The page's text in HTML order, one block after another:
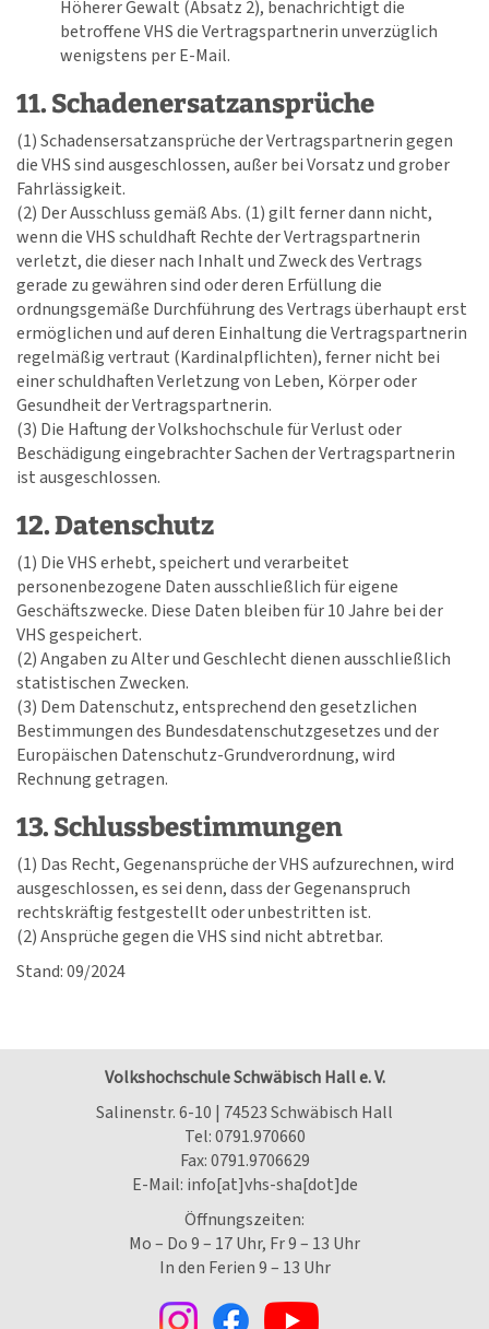
Höherer Gewalt (Absatz 2), benachrichtigt die
betroffene VHS die Vertragspartnerin unverzüglich
wenigstens per E-Mail.
11. Schadenersatzansprüche
(1) Schadensersatzansprüche der Vertragspartnerin gegen
die VHS sind ausgeschlossen, außer bei Vorsatz und grober
Fahrlässigkeit.
(2) Der Ausschluss gemäß Abs. (1) gilt ferner dann nicht,
wenn die VHS schuldhaft Rechte der Vertragspartnerin
verletzt, die dieser nach Inhalt und Zweck des Vertrags
gerade zu gewähren sind oder deren Erfüllung die
ordnungsgemäße Durchführung des Vertrags überhaupt erst
ermöglichen und auf deren Einhaltung die Vertragspartnerin
regelmäßig vertraut (Kardinalpflichten), ferner nicht bei
einer schuldhaften Verletzung von Leben, Körper oder
Gesundheit der Vertragspartnerin.
(3) Die Haftung der Volkshochschule für Verlust oder
Beschädigung eingebrachter Sachen der Vertragspartnerin
ist ausgeschlossen.
12. Datenschutz
(1) Die VHS erhebt, speichert und verarbeitet
personenbezogene Daten ausschließlich für eigene
Geschäftszwecke. Diese Daten bleiben für 10 Jahre bei der
VHS gespeichert.
(2) Angaben zu Alter und Geschlecht dienen ausschließlich
statistischen Zwecken.
(3) Dem Datenschutz, entsprechend den gesetzlichen
Bestimmungen des Bundesdatenschutzgesetzes und der
Europäischen Datenschutz-Grundverordnung, wird
Rechnung getragen.
13. Schlussbestimmungen
(1) Das Recht, Gegenansprüche der VHS aufzurechnen, wird
ausgeschlossen, es sei denn, dass der Gegenanspruch
rechtskräftig festgestellt oder unbestritten ist.
(2) Ansprüche gegen die VHS sind nicht abtretbar.
Stand: 09/2024
Volkshochschule Schwäbisch Hall e. V.
Salinenstr. 6-10 | 74523 Schwäbisch Hall
Tel:0791.970660
Fax: 0791.9706629
E-Mail: info[at]vhs-sha[dot]de
Öffnungszeiten:
Mo – Do 9 – 17 Uhr, Fr 9 – 13 Uhr
In den Ferien 9 – 13 Uhr